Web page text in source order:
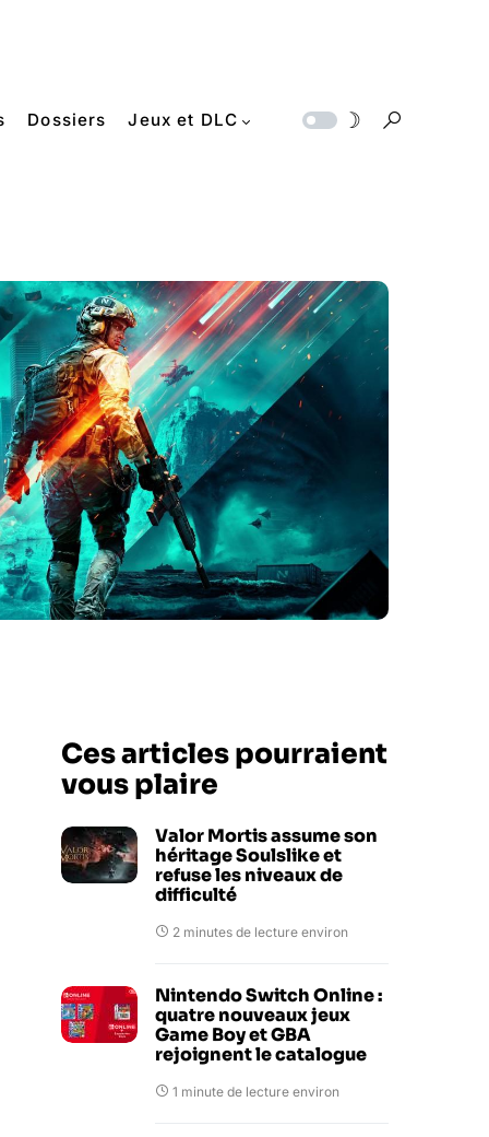
Dossiers Jeux et DLC
Ces articles pourraient
vous plaire
Valor Mortis assume son
héritage Soulslike et
refuse les niveaux de
difficulté
2 minutes de lecture environ
Nintendo Switch Online :
quatre nouveaux jeux
Game Boy et GBA
rejoignent le catalogue
1 minute de lecture environ